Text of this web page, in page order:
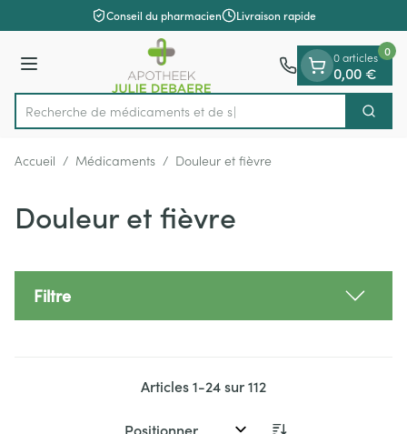
Aller au contenu
1 de 1Conseil du pharmacien Livraison rapide
Menu
Rechercher
Recherche de
0 articles
0,00 €
0
Accueil / Médicaments / Douleur et fièvre
Douleur et fièvre
Filtre
Articles1-24sur112